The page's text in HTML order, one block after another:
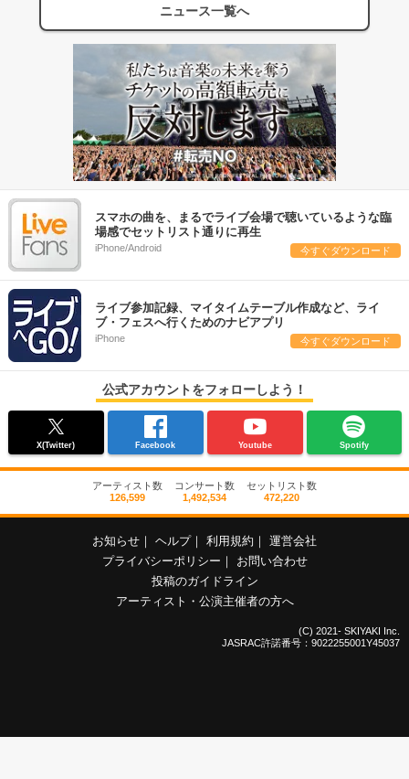
ニュース一覧へ
スマホの曲を、まるでライブ会場で聴いているような臨
場感でセットリスト通りに再生
iPhone/Android 今すぐダウンロード
ライブ参加記録、マイタイムテーブル作成など、ライ
ブ・フェスへ行くためのナビアプリ
iPhone 今すぐダウンロード
公式アカウントをフォローしよう！
X(Twitter) Facebook Youtube Spotify
アーティスト数
126,599
コンサート数
1,492,534
セットリスト数
472,220
お知らせ ｜ ヘルプ｜ 利用規約 ｜ 運営会社
プライバシーポリシー ｜
お問い合わせ
投稿のガイドライン
アーティスト・公演主催者の方へ
(C) 2021- SKIYAKI Inc.
JASRAC許諾番号：9022255001Y45037